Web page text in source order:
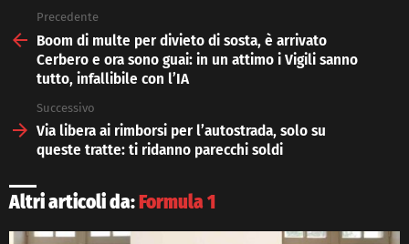
more
Precedente
Boom di multe per divieto di sosta, è arrivato
Cerbero e ora sono guai: in un attimo i Vigili sanno
tutto, infallibile con l’IA
Successivo
Via libera ai rimborsi per l’autostrada, solo su
queste tratte: ti ridanno parecchi soldi
Altri articoli da:Formula 1